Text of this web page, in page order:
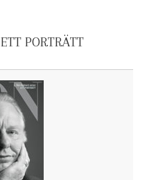
PORTRÄTT